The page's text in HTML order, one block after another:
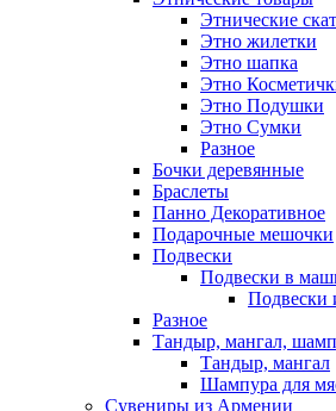
Этнические
Этно жилетки
Этно шапка
Этно
Этно Подушки
Этно Сумки
Разное
Бочки деревянные
Браслеты
Панно Декоративное
Подарочные мешочки
Подвески
Подвески в
Подвески
Разное
Тандыр, мангал,
Тандыр, мангал
Шампура для
Сувениры из Армении